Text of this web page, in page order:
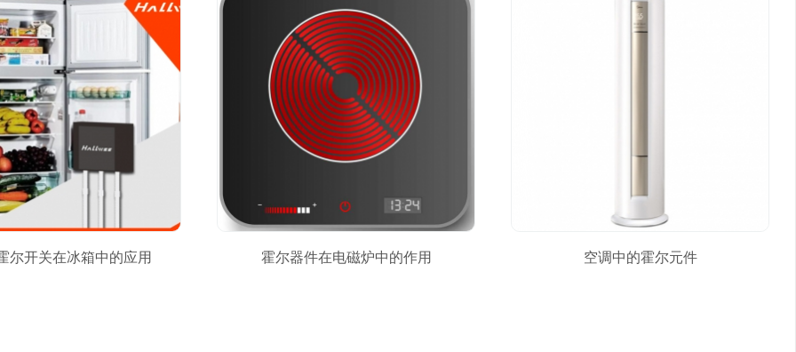
尔开关在冰箱中的应用 霍尔器件在电磁炉中的作用 空调中的霍尔元件